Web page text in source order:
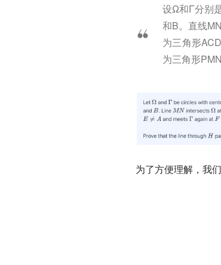
设Ω和Γ分别
和B。直线
为三角形
为三角形
为了方便理解，我